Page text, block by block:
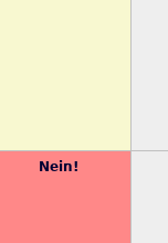
Nein!